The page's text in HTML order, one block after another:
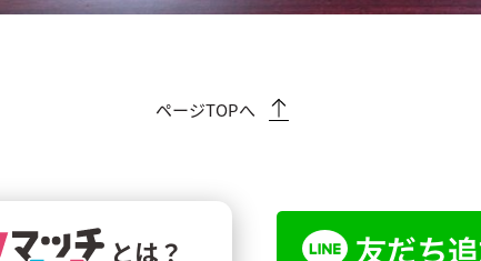
ページTOPへ
とは？